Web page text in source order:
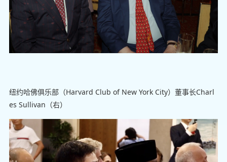
纽约哈佛俱乐部（Harvard Club of New York City）董事长Charl
es Sullivan（右）